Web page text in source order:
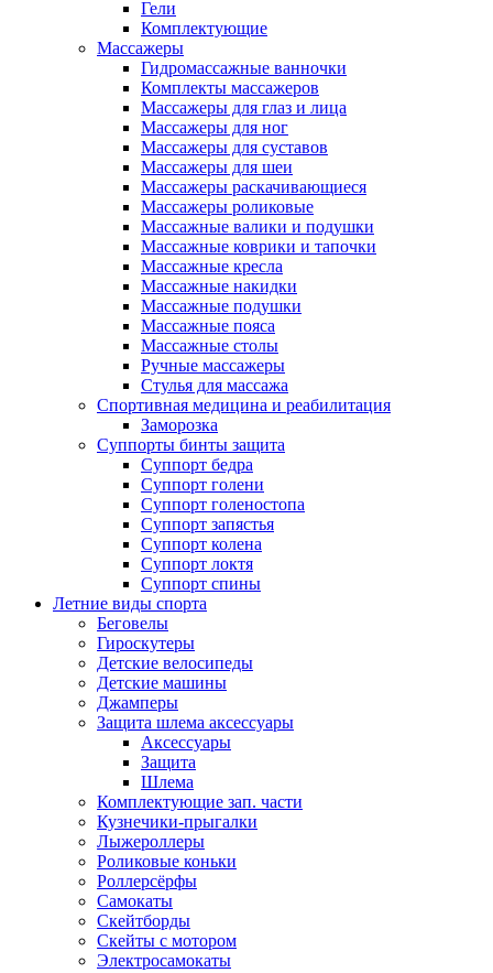
Гели
Комплектующие
Массажеры
Гидромассажные ванночки
Комплекты массажеров
Массажеры для глаз и лица
Массажеры для ног
Массажеры для суставов
Массажеры для шеи
Массажеры раскачивающиеся
Массажеры роликовые
Массажные валики и подушки
Массажные коврики и тапочки
Массажные кресла
Массажные накидки
Массажные подушки
Массажные пояса
Массажные столы
Ручные массажеры
Стулья для массажа
Спортивная медицина и реабилитация
Заморозка
Суппорты бинты защита
Суппорт бедра
Суппорт голени
Суппорт голеностопа
Суппорт запястья
Суппорт колена
Суппорт локтя
Суппорт спины
Летние виды спорта
Беговелы
Гироскутеры
Детские велосипеды
Детские машины
Джамперы
Защита шлема аксессуары
Аксессуары
Защита
Шлема
Комплектующие зап. части
Кузнечики-прыгалки
Лыжероллеры
Роликовые коньки
Роллерсёрфы
Самокаты
Скейтборды
Скейты с мотором
Электросамокаты